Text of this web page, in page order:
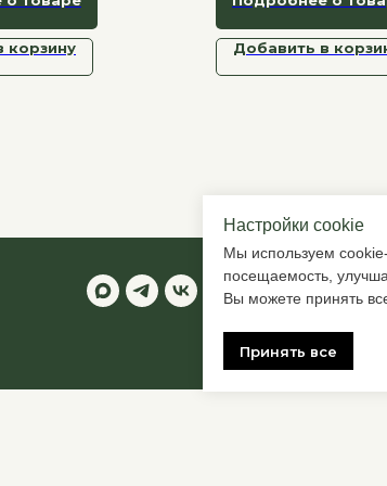
корзину
можно размешивать в
соке или добавлять в
Добавить в
Настройки cookie
Мы используем
посещаемость,
Вы можете принять
Принять все